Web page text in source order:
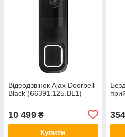
Відеодзвінок Ajax Doorbell
Black (66391.125.BL1)
10 499 ₴
Купити
354